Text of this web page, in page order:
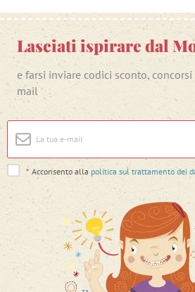
Lasciati ispirare dal
e farsi inviare codici sconto,
mail
* Acconsento alla politica sul trattamento dei